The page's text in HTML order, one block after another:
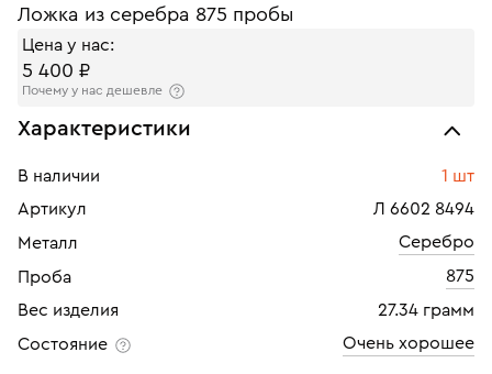
Ложка из серебра 875 пробы
Цена у нас:
5 400 ₽
Почему у нас дешевле
Характеристики
В наличии
1 шт
Артикул
Л 6602 8494
Металл
Серебро
Проба
875
Вес изделия
27.34 грамм
Состояние
Очень хорошее